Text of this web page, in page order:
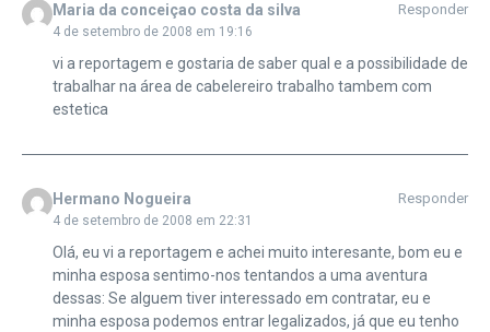
Maria da conceiçao costa da silva
4 de setembro de 2008 em 19:16
Responder
vi a reportagem e gostaria de saber qual e a possibilidade de
trabalhar na área de cabelereiro trabalho tambem com
estetica
Hermano Nogueira
4 de setembro de 2008 em 22:31
Responder
Olá, eu vi a reportagem e achei muito interesante, bom eu e
minha esposa sentimo-nos tentandos a uma aventura
dessas: Se alguem tiver interessado em contratar, eu e
minha esposa podemos entrar legalizados, já que eu tenho